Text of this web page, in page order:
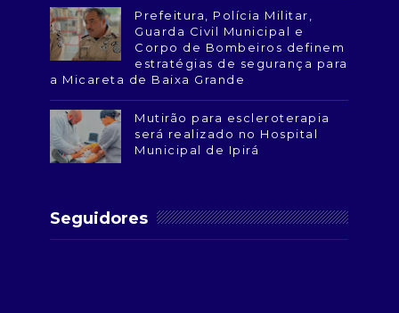
Prefeitura, Polícia Militar,
Guarda Civil Municipal e
Corpo de Bombeiros definem
estratégias de segurança para
a Micareta de Baixa Grande
Mutirão para escleroterapia
será realizado no Hospital
Municipal de Ipirá
Seguidores